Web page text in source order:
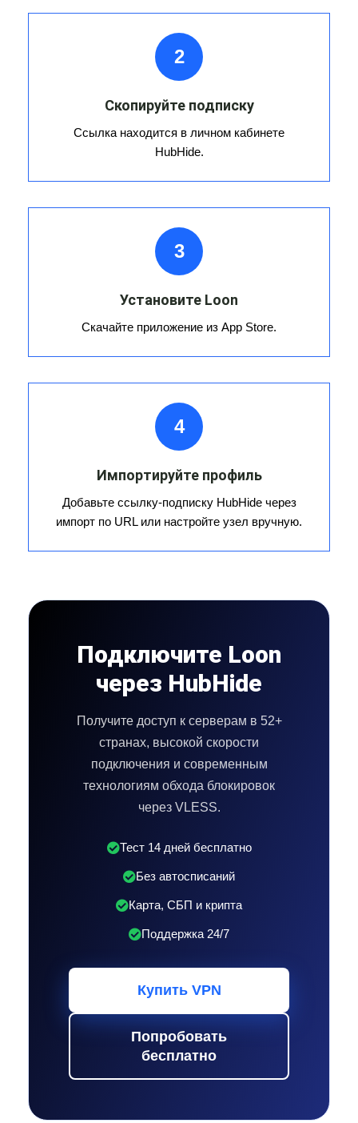
2
Скопируйте подписку
Ссылка находится в личном кабинете
HubHide.
3
Установите Loon
Скачайте приложение из App Store.
4
Импортируйте профиль
Добавьте ссылку-подписку HubHide через
импорт по URL или настройте узел вручную.
Подключите Loon
через HubHide
Получите доступ к серверам в 52+
странах, высокой скорости
подключения и современным
технологиям обхода блокировок
через VLESS.
Тест 14 дней бесплатно
Без автосписаний
Карта, СБП и крипта
Поддержка 24/7
Купить VPN
Попробовать
бесплатно